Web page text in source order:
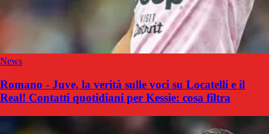
News
Romano - Juve, la verità sulle voci su Locatelli e il
Real! Contatti quotidiani per Kessie: cosa filtra